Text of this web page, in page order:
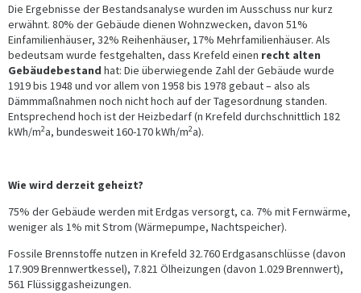
Die Ergebnisse der Bestandsanalyse wurden im Ausschuss nur kurz
erwähnt. 80% der Gebäude dienen Wohnzwecken, davon 51%
Einfamilienhäuser, 32% Reihenhäuser, 17% Mehrfamilienhäuser. Als
bedeutsam wurde festgehalten, dass Krefeld einen recht alten
Gebäudebestand hat: Die überwiegende Zahl der Gebäude wurde
1919 bis 1948 und vor allem von 1958 bis 1978 gebaut – also als
Dämmmaßnahmen noch nicht hoch auf der Tagesordnung standen.
Entsprechend hoch ist der Heizbedarf (n Krefeld durchschnittlich 182
kWh/m2a, bundesweit 160-170 kWh/m2a).
Wie wird derzeit geheizt?
75% der Gebäude werden mit Erdgas versorgt, ca. 7% mit Fernwärme,
weniger als 1% mit Strom (Wärmepumpe, Nachtspeicher).
Fossile Brennstoffe nutzen in Krefeld 32.760 Erdgasanschlüsse (davon
17.909 Brennwertkessel), 7.821 Ölheizungen (davon 1.029 Brennwert),
561 Flüssiggasheizungen.